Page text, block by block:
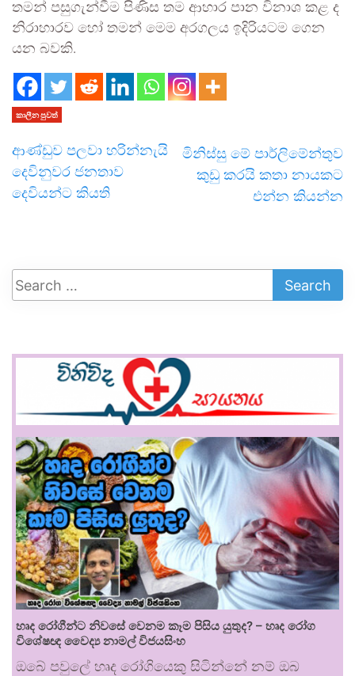
තමන් පසුගැන්වීම පිණිස තම ආහාර පාන විනාශ කළ ද
නිරාහාරව හෝ තමන් මෙම අරගලය ඉදිරියටම ගෙන
යන බවකි.
කාලීන පුවත්
ආණ්ඩුව පලවා හරින්නැයි
දෙවිනුවර ජනතාව
දෙවියන්ට කියති
මිනිස්සු මේ පාර්ලිමේන්තුව
කුඩු කරයි කතා නායකට
එන්න කියන්න
හෘද රෝගීන්ට නිවසේ වෙනම කෑම පිසිය යුතුද? – හෘද රෝග
විශේෂඥ වෛද්‍ය නාමල් විජයසිංහ
ඔබේ පවුලේ හෘද රෝගියෙකු සිටින්නේ නම් ඔබ